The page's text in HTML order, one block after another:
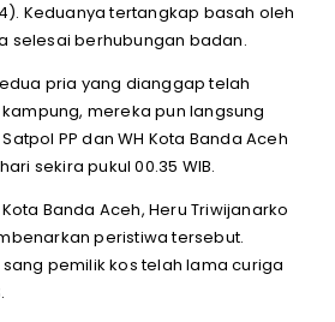
Keduanya tertangkap basah oleh
selesai berhubungan badan.
pria yang dianggap telah
mereka pun langsung
PP dan WH Kota Banda Aceh
sekira pukul 00.35 WIB.
Banda Aceh, Heru Triwijanarko
peristiwa tersebut.
pemilik kos telah lama curiga